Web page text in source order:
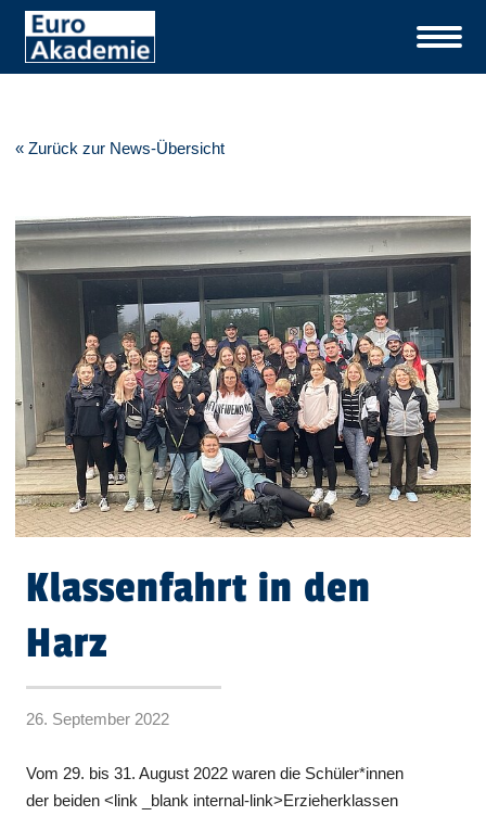
« Zurück zur News-Übersicht
Klassenfahrt in den
Harz
26. September 2022
Vom 29. bis 31. August 2022 waren die Schüler*innen
der beiden <link _blank internal-link>Erzieherklassen